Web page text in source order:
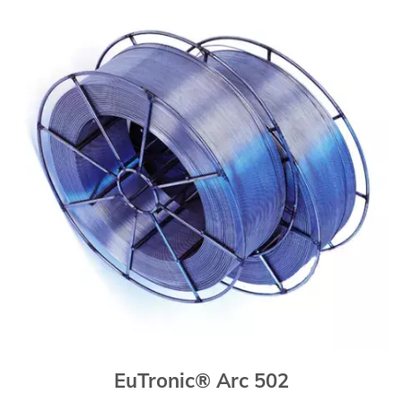
EuTronic® Arc 502